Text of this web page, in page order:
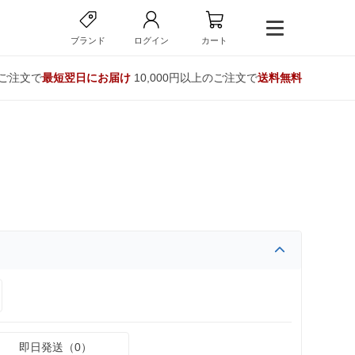
ブランド ログイン カート
注文で最短翌日にお届け10,000円以上のご注文で送料無料
即日発送（0）